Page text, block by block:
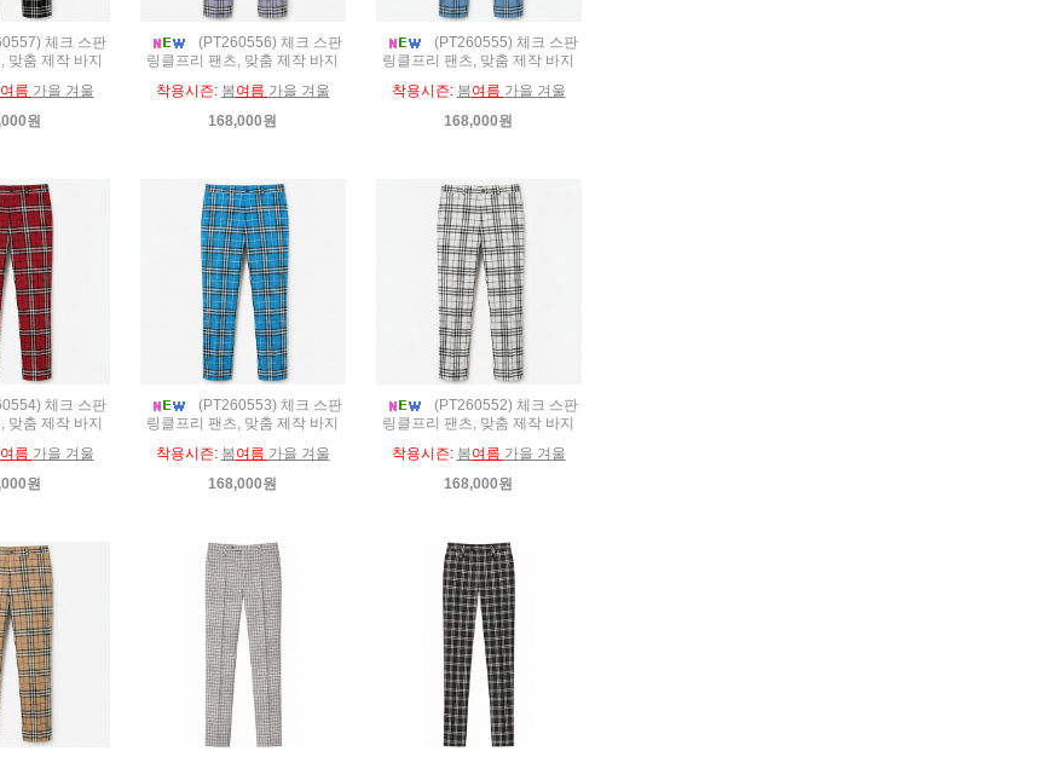
체크 스판
맞춤 제작 바지
여름 가을 겨울
원
(PT260556) 체크 스판
링클프리 팬츠, 맞춤 제작 바지
착용시즌: 봄여름 가을 겨울
168,000원
(PT260555) 체크 스판
링클프리 팬츠, 맞춤 제작 바지
착용시즌: 봄여름 가을 겨울
168,000원
체크 스판
맞춤 제작 바지
여름 가을 겨울
원
(PT260553) 체크 스판
링클프리 팬츠, 맞춤 제작 바지
착용시즌: 봄여름 가을 겨울
168,000원
(PT260552) 체크 스판
링클프리 팬츠, 맞춤 제작 바지
착용시즌: 봄여름 가을 겨울
168,000원